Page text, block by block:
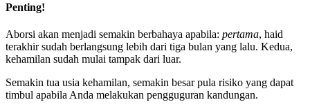
Penting!
Aborsi akan menjadi semakin berbahaya apabila: pertama, haid
terakhir sudah berlangsung lebih dari tiga bulan yang lalu. Kedua,
kehamilan sudah mulai tampak dari luar.
Semakin tua usia kehamilan, semakin besar pula risiko yang dapat
timbul apabila Anda melakukan pengguguran kandungan.